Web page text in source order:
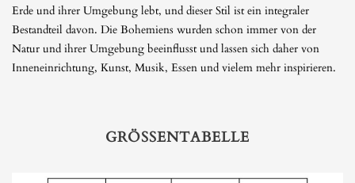
Erde und ihrer Umgebung lebt, und dieser Stil ist ein integraler
Bestandteil davon. Die Bohemiens wurden schon immer von der
Natur und ihrer Umgebung beeinflusst und lassen sich daher von
Inneneinrichtung, Kunst, Musik, Essen und vielem mehr inspirieren.
GRÖSSENTABELLE